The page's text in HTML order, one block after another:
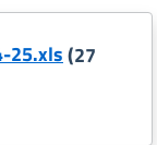
25.xls(27